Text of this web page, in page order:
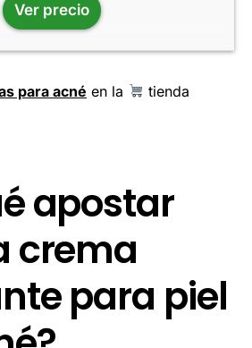
Ver precio
para acné en la
tienda
apostar
crema
para piel